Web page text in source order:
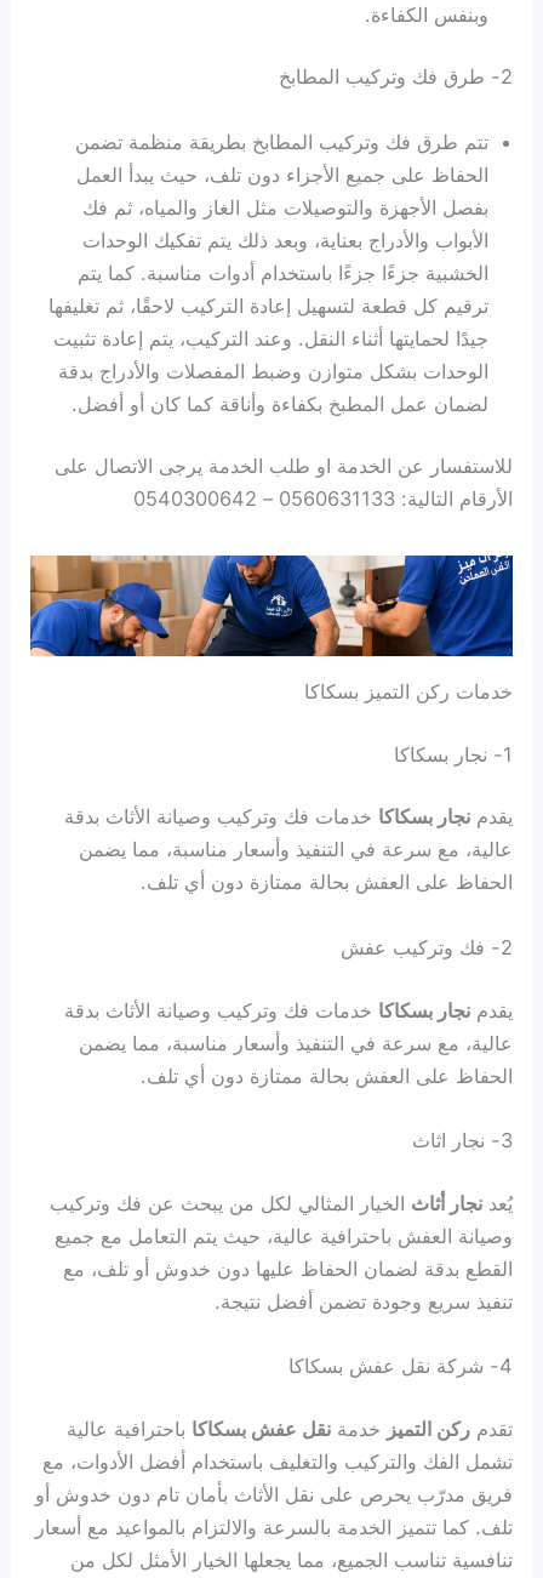
وبنفس الكفاءة.
2- طرق فك وتركيب المطابخ
تتم طرق فك وتركيب المطابخ بطريقة منظمة تضمن
الحفاظ على جميع الأجزاء دون تلف، حيث يبدأ العمل
بفصل الأجهزة والتوصيلات مثل الغاز والمياه، ثم فك
الأبواب والأدراج بعناية، وبعد ذلك يتم تفكيك الوحدات
الخشبية جزءًا جزءًا باستخدام أدوات مناسبة. كما يتم
ترقيم كل قطعة لتسهيل إعادة التركيب لاحقًا، ثم تغليفها
جيدًا لحمايتها أثناء النقل. وعند التركيب، يتم إعادة تثبيت
الوحدات بشكل متوازن وضبط المفصلات والأدراج بدقة
لضمان عمل المطبخ بكفاءة وأناقة كما كان أو أفضل.
للاستفسار عن الخدمة او طلب الخدمة يرجى الاتصال على
الأرقام التالية: 0560631133 – 0540300642
خدمات ركن التميز بسكاكا
1- نجار بسكاكا
يقدمنجار بسكاكا خدمات فك وتركيب وصيانة الأثاث بدقة
عالية، مع سرعة في التنفيذ وأسعار مناسبة، مما يضمن
الحفاظ على العفش بحالة ممتازة دون أي تلف.
2- فك وتركيب عفش
يقدمنجار بسكاكا خدمات فك وتركيب وصيانة الأثاث بدقة
عالية، مع سرعة في التنفيذ وأسعار مناسبة، مما يضمن
الحفاظ على العفش بحالة ممتازة دون أي تلف.
3- نجار اثاث
يُعدنجار أثاث الخيار المثالي لكل من يبحث عن فك وتركيب
وصيانة العفش باحترافية عالية، حيث يتم التعامل مع جميع
القطع بدقة لضمان الحفاظ عليها دون خدوش أو تلف، مع
تنفيذ سريع وجودة تضمن أفضل نتيجة.
4- شركة نقل عفش بسكاكا
تقدمركن التميز خدمةنقل عفش بسكاكا باحترافية عالية
تشمل الفك والتركيب والتغليف باستخدام أفضل الأدوات، مع
فريق مدرّب يحرص على نقل الأثاث بأمان تام دون خدوش أو
تلف. كما تتميز الخدمة بالسرعة والالتزام بالمواعيد مع أسعار
تنافسية تناسب الجميع، مما يجعلها الخيار الأمثل لكل من